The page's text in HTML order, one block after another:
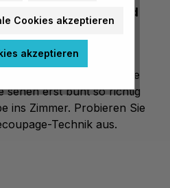
zum Bekleben und
das lieben Kinder. Diese
sehen erst bunt so richtig
ins Zimmer. Probieren Sie
Technik aus.
Cookies akzeptieren
akzeptieren